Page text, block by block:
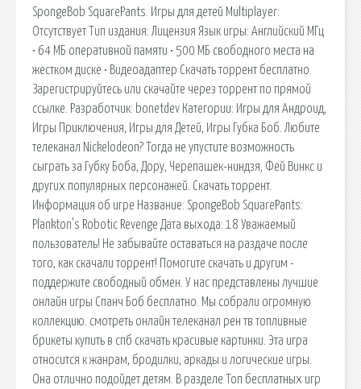
SpongeBob SquarePants. Игры для детей Multiplayer:
Отсутствует Тип издания: Лицензия Язык игры: Английский MГц
• 64 MБ оперативной памяти • 500 MБ свободного места на
жестком диске • Видеоадаптер Скачать торрент бесплатно.
Зарегистрируйтесь или скачайте через торрент по прямой
ссылке. Разработчик: bonetdev Категории: Игры для Андроид,
Игры Приключения, Игры для Детей, Игры Губка Боб. Любите
телеканал Nickelodeon? Тогда не упустите возможность
сыграть за Губку Боба, Дору, Черепашек-ниндзя, Фей Винкс и
других популярных персонажей. Скачать торрент.
Информация об игре Название: SpongeBob SquarePants:
Plankton's Robotic Revenge Дата выхода: 18 Уважаемый
пользователь! Не забывайте оставаться на раздаче после
того, как скачали торрент! Помогите скачать и другим -
поддержите свободный обмен. У нас представлены лучшие
онлайн игры Спанч Боб бесплатно. Мы собрали огромную
коллекцию. смотреть онлайн телеканал рен тв топливные
брикеты купить в спб скачать красивые картинки. Эта игра
относится к жанрам, бродилки, аркады и логические игры.
Она отлично подойдет детям. В разделе Топ бесплатных игр